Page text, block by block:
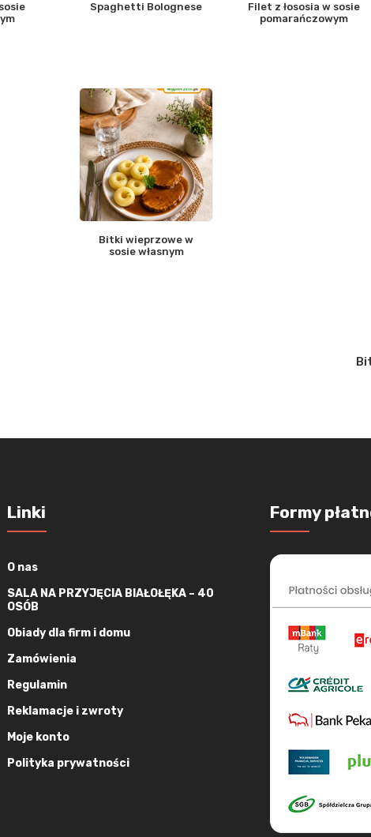
Spaghetti Bolognese
Filet z łososia w sosie
pomarańczowym
Bitki wieprzowe w
sosie własnym
Linki
O nas
SALA NA PRZYJĘCIA BIAŁOŁĘKA – 40
OSÓB
Obiady dla firm i domu
Zamówienia
Regulamin
Reklamacje i zwroty
Moje konto
Polityka prywatności
Formy